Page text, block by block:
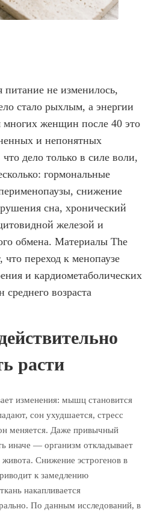
питание не изменилось,
стало рыхлым, а энергии
женщин после 40 это
и непонятных
дело только в силе воли,
гормональные
снижение
сна, хронический
железой и
обмена. Материалы The
переход к менопаузе
и кардиометаболических
возраста
расти
изменения: мышц становится
сон ухудшается, стресс
меняется. Даже привычный
иначе — организм откладывает
Снижение эстрогенов в
к замедлению
накапливается
По данным исследований, в